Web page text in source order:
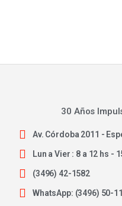
30 Años
Av. Córdoba 2011 -
Lun a Vier : 8 a 12 hs -
(3496) 42-1582
WhatsApp: (3496) 50-